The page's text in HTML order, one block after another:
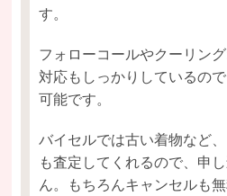
す。
フォローコールやクーリン
対応もしっかりしているの
可能です。
バイセルでは古い着物など
も査定してくれるので、申
ん。もちろんキャンセルも無